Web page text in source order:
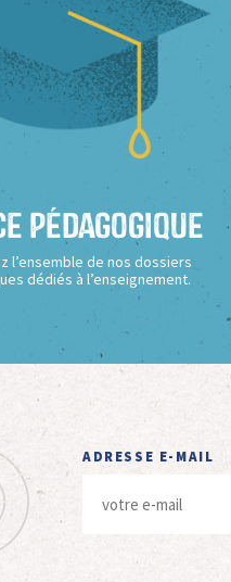
Pédagogique
l’ensemble de nos dossiers
dédiés à l’enseignement.
ADRESSE E-MAIL